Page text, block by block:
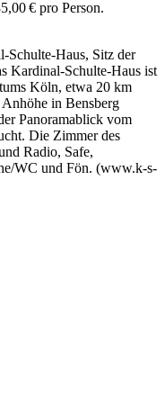
€ pro Person.
Schulte-Haus, Sitz der
Kardinal-Schulte-Haus ist
Köln, etwa 20 km
in Bensberg
Panoramablick vom
Die Zimmer des
Radio, Safe,
WC und Fön. (www.k-s-